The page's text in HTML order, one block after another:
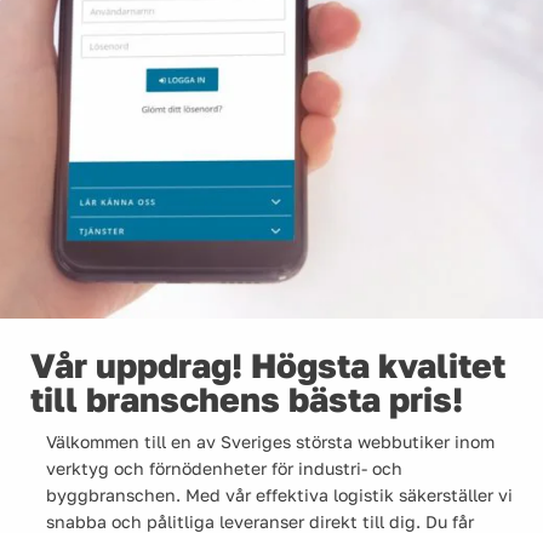
Vår uppdrag! Högsta kvalitet
till branschens bästa pris!
Välkommen till en av Sveriges största webbutiker inom
verktyg och förnödenheter för industri- och
byggbranschen. Med vår effektiva logistik säkerställer vi
snabba och pålitliga leveranser direkt till dig. Du får